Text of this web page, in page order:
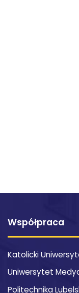
Współpraca
Katolicki
Uniwersytet
Politechnika